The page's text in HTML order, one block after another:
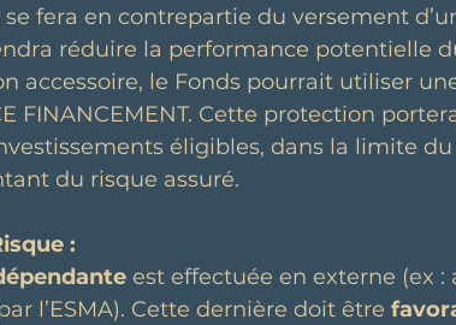
fera en contrepartie du versement
réduire la performance potentielle
accessoire, le Fonds pourrait utiliser
FINANCEMENT. Cette protection
éligibles, dans la limite
du risque assuré.
:
est effectuée en externe (ex
l’ESMA). Cette dernière doit être